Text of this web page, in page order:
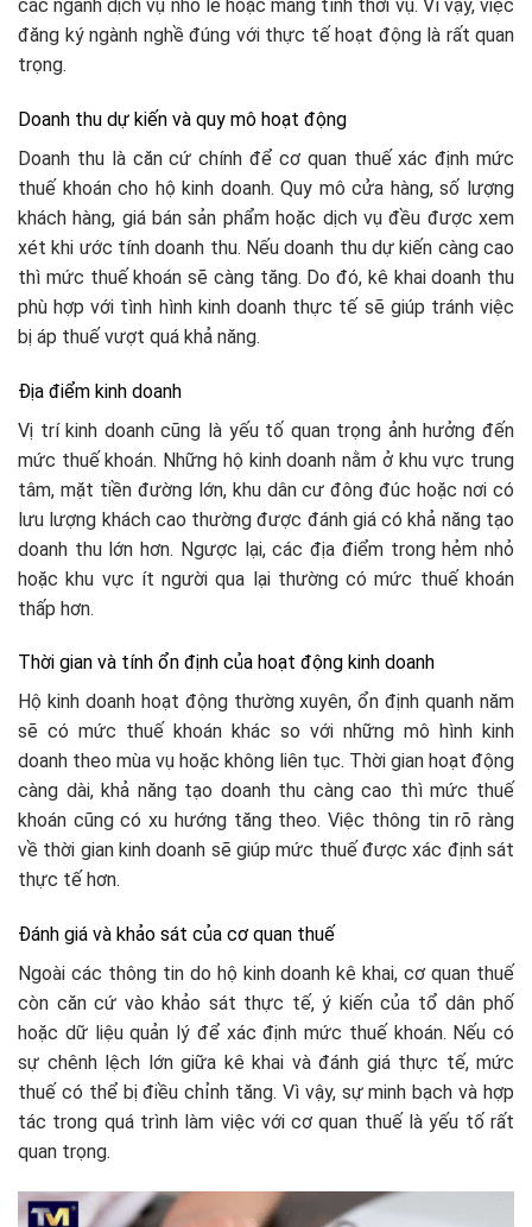
các ngành dịch vụ nhỏ lẻ hoặc mang tính thời vụ. Vì vậy, việc
đăng ký ngành nghề đúng với thực tế hoạt động là rất quan
trọng.
Doanh thu dự kiến và quy mô hoạt động
Doanh thu là căn cứ chính để cơ quan thuế xác định mức
thuế khoán cho hộ kinh doanh. Quy mô cửa hàng, số lượng
khách hàng, giá bán sản phẩm hoặc dịch vụ đều được xem
xét khi ước tính doanh thu. Nếu doanh thu dự kiến càng cao
thì mức thuế khoán sẽ càng tăng. Do đó, kê khai doanh thu
phù hợp với tình hình kinh doanh thực tế sẽ giúp tránh việc
bị áp thuế vượt quá khả năng.
Địa điểm kinh doanh
Vị trí kinh doanh cũng là yếu tố quan trọng ảnh hưởng đến
mức thuế khoán. Những hộ kinh doanh nằm ở khu vực trung
tâm, mặt tiền đường lớn, khu dân cư đông đúc hoặc nơi có
lưu lượng khách cao thường được đánh giá có khả năng tạo
doanh thu lớn hơn. Ngược lại, các địa điểm trong hẻm nhỏ
hoặc khu vực ít người qua lại thường có mức thuế khoán
thấp hơn.
Thời gian và tính ổn định của hoạt động kinh doanh
Hộ kinh doanh hoạt động thường xuyên, ổn định quanh năm
sẽ có mức thuế khoán khác so với những mô hình kinh
doanh theo mùa vụ hoặc không liên tục. Thời gian hoạt động
càng dài, khả năng tạo doanh thu càng cao thì mức thuế
khoán cũng có xu hướng tăng theo. Việc thông tin rõ ràng
về thời gian kinh doanh sẽ giúp mức thuế được xác định sát
thực tế hơn.
Đánh giá và khảo sát của cơ quan thuế
Ngoài các thông tin do hộ kinh doanh kê khai, cơ quan thuế
còn căn cứ vào khảo sát thực tế, ý kiến của tổ dân phố
hoặc dữ liệu quản lý để xác định mức thuế khoán. Nếu có
sự chênh lệch lớn giữa kê khai và đánh giá thực tế, mức
thuế có thể bị điều chỉnh tăng. Vì vậy, sự minh bạch và hợp
tác trong quá trình làm việc với cơ quan thuế là yếu tố rất
quan trọng.